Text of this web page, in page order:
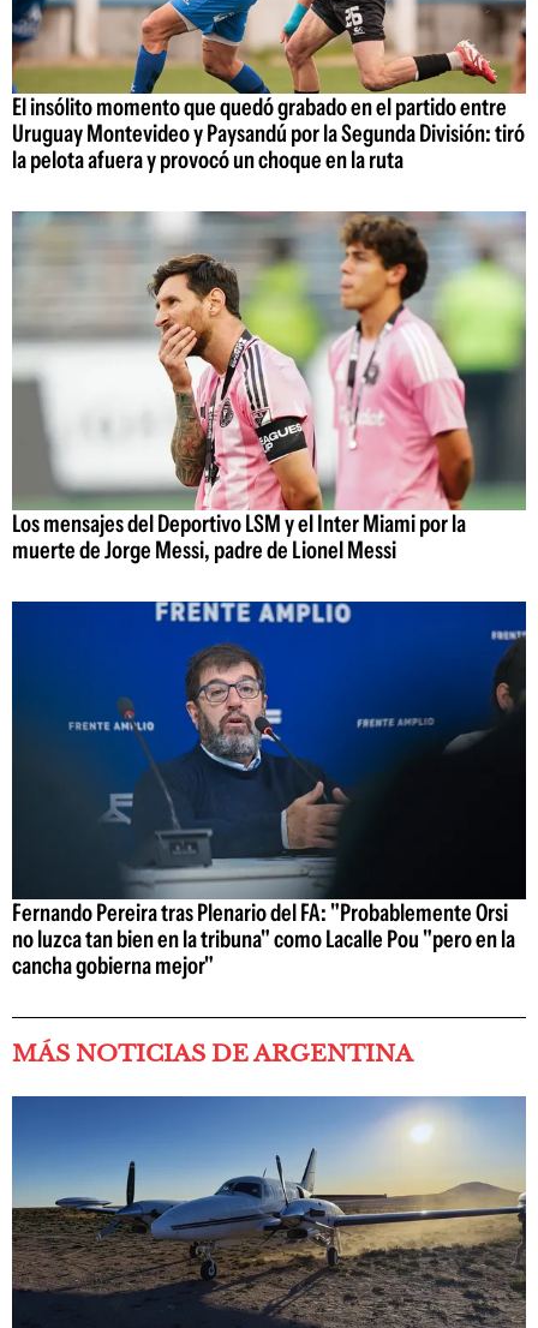
El insólito momento que quedó grabado en el partido entre
Uruguay Montevideo y Paysandú por la Segunda División: tiró
la pelota afuera y provocó un choque en la ruta
Los mensajes del Deportivo LSM y el Inter Miami por la
muerte de Jorge Messi, padre de Lionel Messi
Fernando Pereira tras Plenario del FA: "Probablemente Orsi
no luzca tan bien en la tribuna" como Lacalle Pou "pero en la
cancha gobierna mejor"
MÁS NOTICIAS DE ARGENTINA